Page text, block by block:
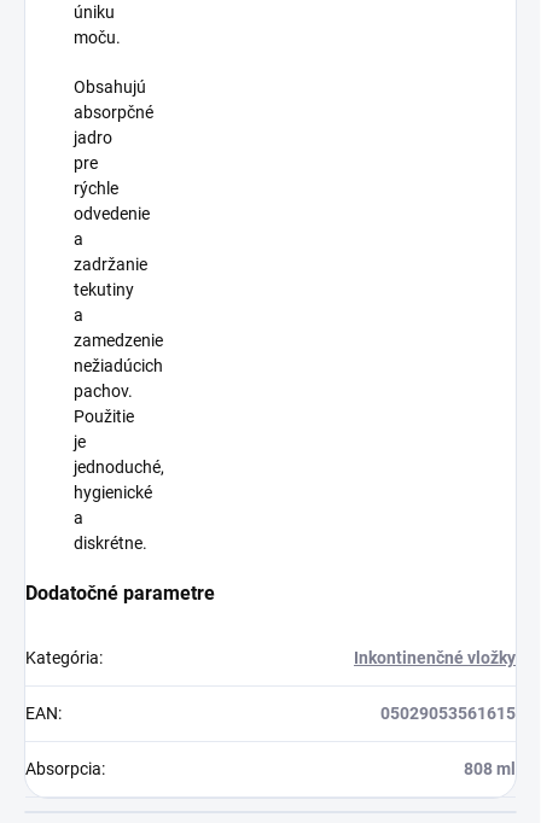
úniku
moču.
Obsahujú
absorpčné
jadro
pre
rýchle
odvedenie
a
zadržanie
tekutiny
a
zamedzenie
nežiadúcich
pachov.
Použitie
je
jednoduché,
hygienické
a
diskrétne.
Dodatočné parametre
Kategória: Inkontinenčné vložky
EAN: 05029053561615
Absorpcia: 808 ml